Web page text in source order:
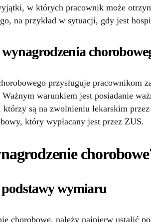
w których pracownik może
na przykład w sytuacji, gdy jest
przysługuje pracownikom
warunkiem jest posiadanie
są na zwolnieniu lekarskim
który wypłacany jest przez ZUS.
wymiaru
chorobowe, należy najpierw ustalić